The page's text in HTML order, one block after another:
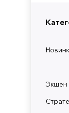
Экшен